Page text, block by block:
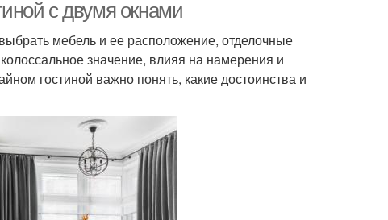
с двумя окнами
мебель и ее расположение, отделочные
значение, влияя на намерения и
гостиной важно понять, какие достоинства и